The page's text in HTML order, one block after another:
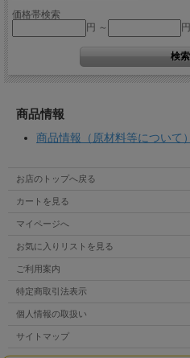
価格帯検索
円 ～
円
商品情報
商品情報（原材料等について）
お店のトップへ戻る
カートを見る
マイページへ
お気に入りリストを見る
ご利用案内
特定商取引法表示
個人情報の取扱い
サイトマップ